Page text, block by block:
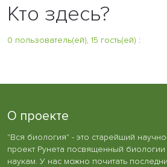
Кто здесь?
0 пользователь(ей), 15 гость(ей) :
О проекте
"Вся биология" - это старейший
проект Рунета посвященный
наукам. У нас можно почитать